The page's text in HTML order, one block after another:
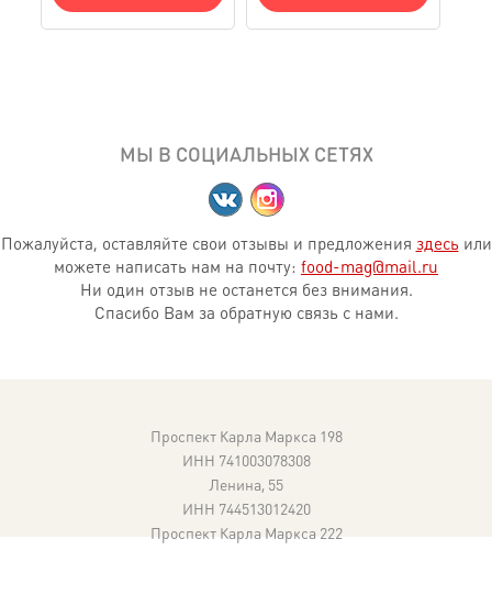
МЫ В СОЦИАЛЬНЫХ СЕТЯХ
Пожалуйста, оставляйте свои отзывы и предложения здесьили
можете написать нам на почту: food-mag@mail.ru
Ни один отзыв не останется без внимания.
Спасибо Вам за обратную связь с нами.
Проспект Карла Маркса 198
ИНН 741003078308
Ленина, 55
ИНН 744513012420
Проспект Карла Маркса 222